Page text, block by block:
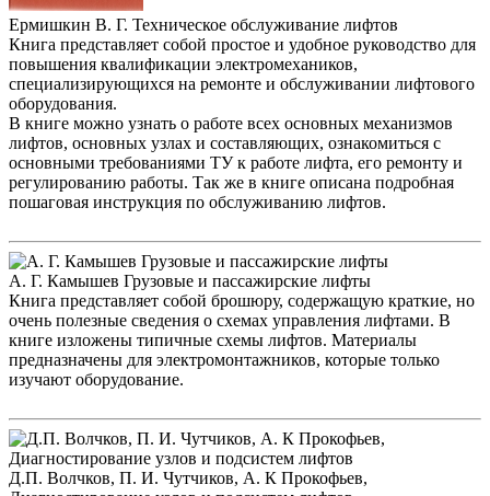
Ермишкин В. Г. Техническое обслуживание лифтов
Книга представляет собой простое и удобное руководство для
повышения квалификации электромехаников,
специализирующихся на ремонте и обслуживании лифтового
оборудования.
В книге можно узнать о работе всех основных механизмов
лифтов, основных узлах и составляющих, ознакомиться с
основными требованиями ТУ к работе лифта, его ремонту и
регулированию работы. Так же в книге описана подробная
пошаговая инструкция по обслуживанию лифтов.
А. Г. Камышев Грузовые и пассажирские лифты
Книга представляет собой брошюру, содержащую краткие, но
очень полезные сведения о схемах управления лифтами. В
книге изложены типичные схемы лифтов. Материалы
предназначены для электромонтажников, которые только
изучают оборудование.
Д.П. Волчков, П. И. Чутчиков, А. К Прокофьев,